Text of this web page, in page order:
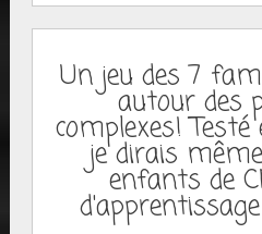
Un jeu des 7
autour des
complexes!
je dirais
enfants de